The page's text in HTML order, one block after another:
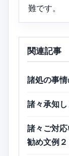
難です。
関連記事
諸処の事
諸々承知
諸々ご対
勧め文例